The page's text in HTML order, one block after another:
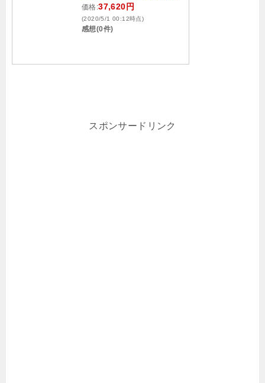
価格:37,620円
(2020/5/1 00:12時点)
感想(0件)
スポンサードリンク